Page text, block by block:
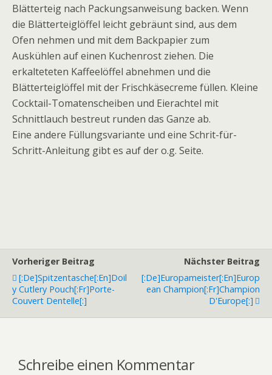
Blätterteig nach Packungsanweisung backen. Wenn
die Blätterteiglöffel leicht gebräunt sind, aus dem
Ofen nehmen und mit dem Backpapier zum
Auskühlen auf einen Kuchenrost ziehen. Die
erkalteteten Kaffeelöffel abnehmen und die
Blätterteiglöffel mit der Frischkäsecreme füllen. Kleine
Cocktail-Tomatenscheiben und Eierachtel mit
Schnittlauch bestreut runden das Ganze ab.
Eine andere Füllungsvariante und eine Schrit-für-
Schritt-Anleitung gibt es auf der o.g. Seite.
Vorheriger Beitrag
[:de]Spitzentasche[:en]Doil
Y Cutlery Pouch[:fr]Porte-
Couvert Dentelle[:]
Nächster Beitrag
[:de]Europameister[:en]Europ
Ean Champion[:fr]Champion
D'Europe[:]
Schreibe einen Kommentar